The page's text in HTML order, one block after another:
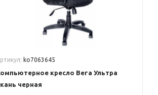
ko7063645
кресло Вега Ультра
черная